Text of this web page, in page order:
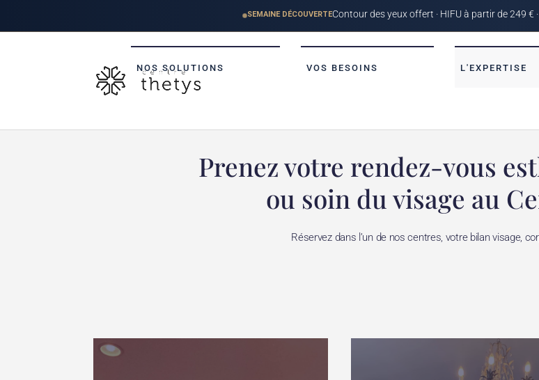
NOS SOLUTIONS VOS BESOINS L'EXPERTISE
Prenez votre rendez-vous
ou soin du visage au
Réservez dans l’un de nos centres, votre bilan visage,